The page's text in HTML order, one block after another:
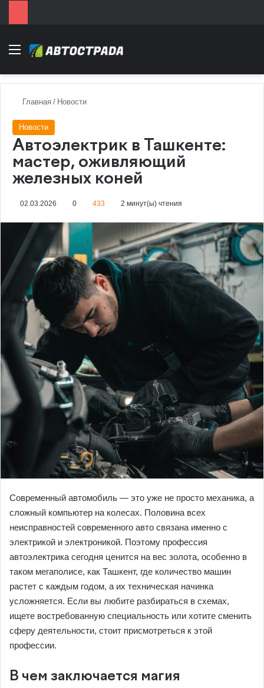
Menu
Главная / Новости
Новости
Автоэлектрик в Ташкенте:
мастер, оживляющий
железных коней
02.03.2026 0 433 2 минут(ы) чтения
Современный автомобиль — это уже не просто механика, а
сложный компьютер на колесах. Половина всех
неисправностей современного авто связана именно с
электрикой и электроникой. Поэтому профессия
автоэлектрика сегодня ценится на вес золота, особенно в
таком мегаполисе, как Ташкент, где количество машин
растет с каждым годом, а их техническая начинка
усложняется. Если вы любите разбираться в схемах,
ищете востребованную специальность или хотите сменить
сферу деятельности, стоит присмотреться к этой
профессии.
В чем заключается магия